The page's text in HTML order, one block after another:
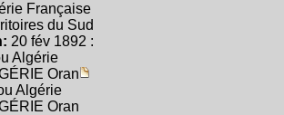
Française
du Sud
20 fév 1892 :
Algérie
Oran
Algérie
Oran